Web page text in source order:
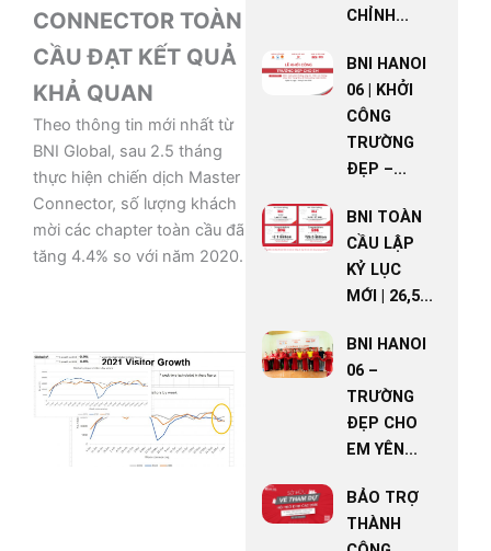
CONNECTOR TOÀN
CẦU ĐẠT KẾT QUẢ
KHẢ QUAN
Theo thông tin mới nhất từ
BNI Global, sau 2.5 tháng
thực hiện chiến dịch Master
Connector, số lượng khách
mời các chapter toàn cầu đã
tăng 4.4% so với năm 2020.
CHỈNH...
BNI HANOI
06 | KHỞI
CÔNG
TRƯỜNG
ĐẸP –...
BNI TOÀN
CẦU LẬP
KỶ LỤC
MỚI | 26,5...
BNI HANOI
06 –
TRƯỜNG
ĐẸP CHO
EM YÊN...
BẢO TRỢ
THÀNH